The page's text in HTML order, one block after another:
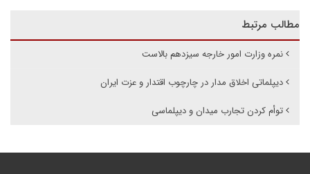
مطالب مرتبط
نمره وزارت امور خارجه سیزدهم بالاست
دیپلماتی اخلاق مدار در چارچوب اقتدار و عزت ایران
توأم‌ کردن تجارب میدان و دیپلماسی